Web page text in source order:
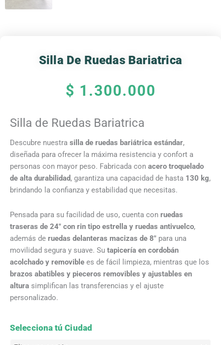
Silla De Ruedas Bariatrica
$ 1.300.000
Silla de Ruedas Bariatrica
Descubre nuestra silla de ruedas bariátrica estándar,
diseñada para ofrecer la máxima resistencia y confort a
personas con mayor peso. Fabricada con acero troquelado
de alta durabilidad, garantiza una capacidad de hasta 130 kg,
brindando la confianza y estabilidad que necesitas.
Pensada para su facilidad de uso, cuenta con ruedas
traseras de 24″ con rin tipo estrella y ruedas antivuelco,
además de ruedas delanteras macizas de 8″ para una
movilidad segura y suave. Su tapicería en cordobán
acolchado y removible es de fácil limpieza, mientras que los
brazos abatibles y pieceros removibles y ajustables en
altura simplifican las transferencias y el ajuste
personalizado.
Selecciona tú Ciudad
Silla